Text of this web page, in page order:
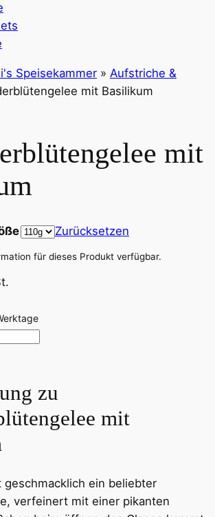
Speisekammer » Aufstriche &
mit Basilikum
mit
Zurücksetzen
für dieses Produkt verfügbar.
zu
mit
geschmacklich ein beliebter
verfeinert mit einer pikanten